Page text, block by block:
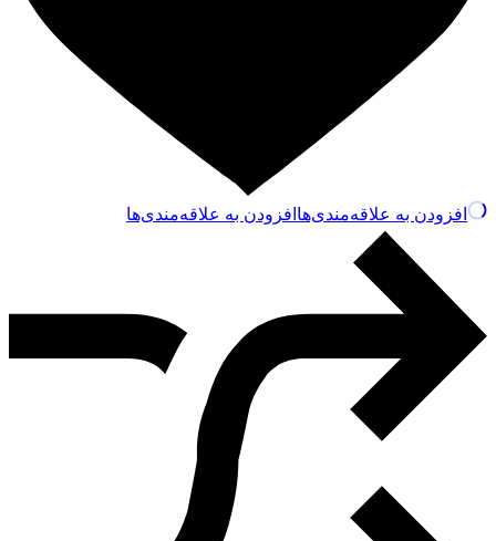
افزودن به علاقه‌مندی‌ها افزودن به علاقه‌مندی‌ها